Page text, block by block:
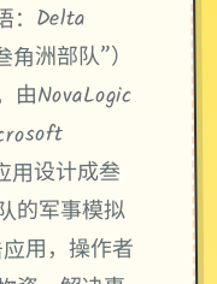
：Delta
洲部队”）
由NovaLogic
用设计成叁
的军事模拟
用，操作者